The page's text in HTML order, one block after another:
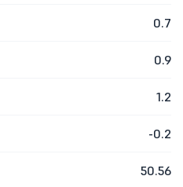
0.7
0.9
1.2
-0.2
50.56